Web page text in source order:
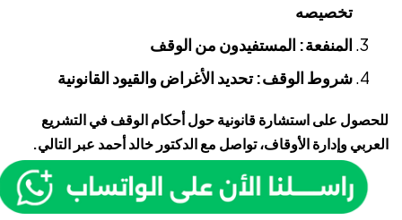
تخصيصه
المنفعة: المستفيدون من الوقف
شروط الوقف: تحديد الأغراض والقيود القانونية
للحصول على استشارة قانونية حول أحكام الوقف في التشريع
العربي وإدارة الأوقاف، تواصل معالدكتور خالد أحمدعبر التالي.